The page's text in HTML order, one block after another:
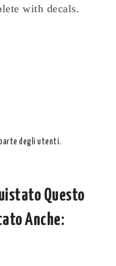
with decals.
parte degli utenti.
Questo
Anche: